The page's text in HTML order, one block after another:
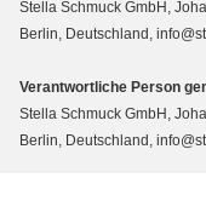
Stella Schmuck GmbH,
Berlin, Deutschland,
Verantwortliche Person
Stella Schmuck GmbH,
Berlin, Deutschland,